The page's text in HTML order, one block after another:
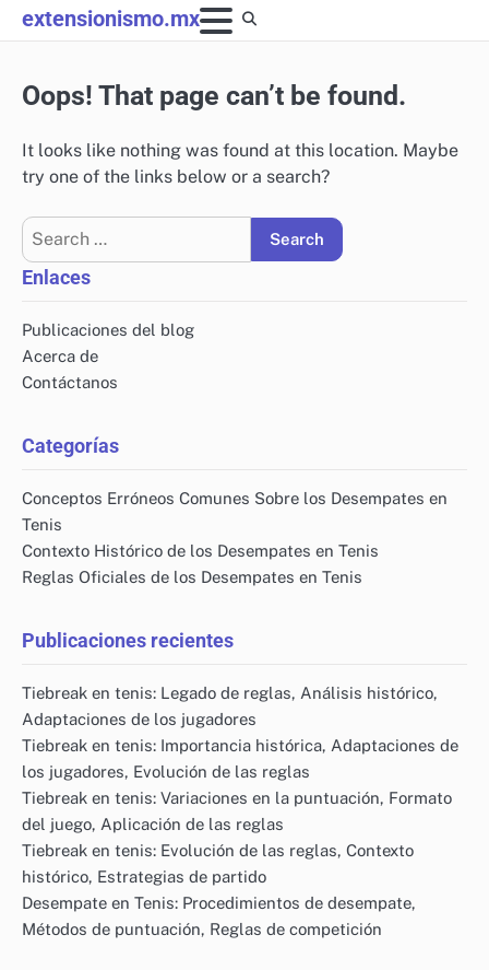
Skip
to
extensionismo.mx
Oops! That page can’t be found.
It looks like nothing was found at this location. Maybe
try one of the links below or a search?
Search
for:
Enlaces
Publicaciones del blog
Acerca de
Contáctanos
Categorías
Conceptos Erróneos Comunes Sobre los Desempates en
Tenis
Contexto Histórico de los Desempates en Tenis
Reglas Oficiales de los Desempates en Tenis
Publicaciones recientes
Tiebreak en tenis: Legado de reglas, Análisis histórico,
Adaptaciones de los jugadores
Tiebreak en tenis: Importancia histórica, Adaptaciones de
los jugadores, Evolución de las reglas
Tiebreak en tenis: Variaciones en la puntuación, Formato
del juego, Aplicación de las reglas
Tiebreak en tenis: Evolución de las reglas, Contexto
histórico, Estrategias de partido
Desempate en Tenis: Procedimientos de desempate,
Métodos de puntuación, Reglas de competición